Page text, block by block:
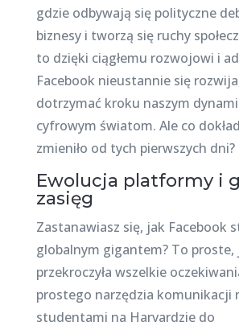
gdzie odbywają się polityczne
biznesy i tworzą się ruchy
to dzięki ciągłemu rozwojowi i
Facebook nieustannie się
dotrzymać kroku naszym
cyfrowym światom. Ale co
zmieniło od tych pierwszych dni?
Ewolucja platformy i
zasięg
Zastanawiasz się, jak Facebook
globalnym gigantem? To
przekroczyła wszelkie
prostego narzędzia komunikacji
studentami na Harvardzie do